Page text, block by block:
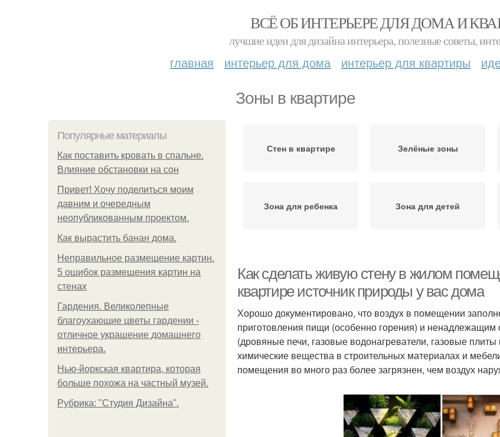
ВСЁ ОБ ИНТЕРЬЕРЕ ДЛЯ ДОМА И
лучшие идеи для дизайна интерьера, полезные советы,
главная интерьер для дома интерьер для квартиры
Зоны в квартире
Популярные материалы
Как поставить кровать в спальне.
Влияние обстановки на сон
Привет! Хочу поделиться моим
давним и очередным
неопубликованным проектом.
Как вырастить банан дома.
Неправильное размещение картин.
5 ошибок размещения картин на
стенах
Гардения. Великолепные
благоухающие цветы гардении -
отличное украшение домашнего
интерьера.
Нью-йоркская квартира, которая
больше похожа на частный музей.
Рубрика: "Студия Дизайна".
Стен в квартире Зелёные зоны
Зона для ребенка Зона для детей
Как сделать живую стену в жилом
квартире источник природы у вас дома
Хорошо документировано, что воздух в помещении
приготовления пищи (особенно горения) и
(дровяные печи, газовые водонагреватели, газовые
химические вещества в строительных материалах и
помещения во много раз более загрязнен, чем воздух